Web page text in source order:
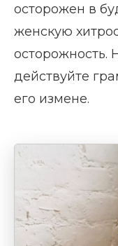
осторожен в
женскую
осторожность.
действуйте
его измене.